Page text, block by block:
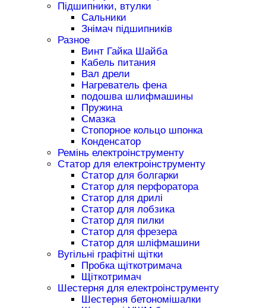
Підшипники, втулки
Сальники
Знімач підшипників
Разное
Винт Гайка Шайба
Кабель питания
Вал дрели
Нагреватель фена
подошва шлифмашины
Пружина
Смазка
Стопорное кольцо шпонка
Конденсатор
Ремінь електроінструменту
Статор для електроінструменту
Статор для болгарки
Статор для перфоратора
Статор для дрилі
Статор для лобзика
Статор для пилки
Статор для фрезера
Статор для шліфмашини
Вугільні графітні щітки
Пробка щіткотримача
Щіткотримач
Шестерня для електроінструменту
Шестерня бетономішалки